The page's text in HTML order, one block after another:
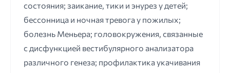
состояния; заикание, тики и энурез у детей;
бессонница и ночная тревога у пожилых;
болезнь Меньера; головокружения, связанные
с дисфункцией вестибулярного анализатора
различного генеза; профилактика укачивания